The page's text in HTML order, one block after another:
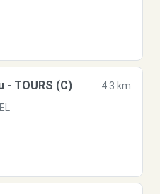
- TOURS (C)
4.3 km